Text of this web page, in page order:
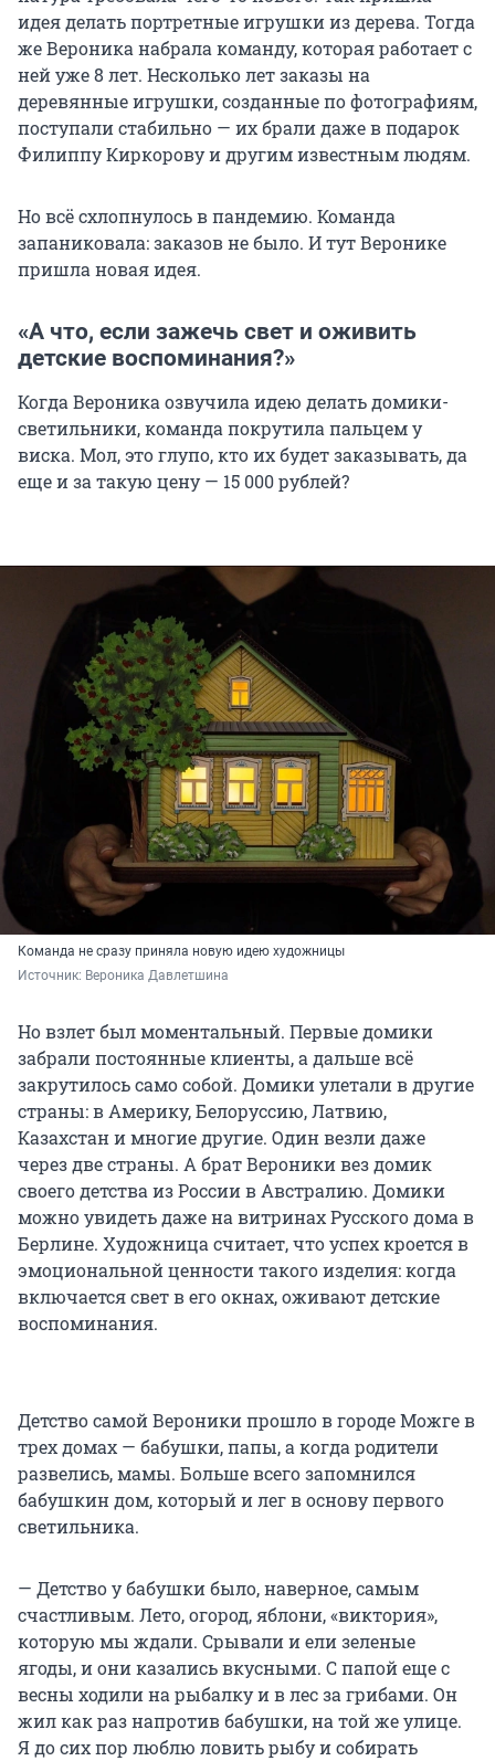
идея делать портретные игрушки из дерева. Тогда
же Вероника набрала команду, которая работает с
ней уже 8 лет. Несколько лет заказы на
деревянные игрушки, созданные по фотографиям,
поступали стабильно — их брали даже в подарок
Филиппу Киркорову и другим известным людям.
Но всё схлопнулось в пандемию. Команда
запаниковала: заказов не было. И тут Веронике
пришла новая идея.
«А что, если зажечь свет и оживить
детские воспоминания?»
Когда Вероника озвучила идею делать домики-
светильники, команда покрутила пальцем у
виска. Мол, это глупо, кто их будет заказывать, да
еще и за такую цену — 15 000 рублей?
Команда не сразу приняла новую идею художницы
Источник: Вероника Давлетшина
Но взлет был моментальный. Первые домики
забрали постоянные клиенты, а дальше всё
закрутилось само собой. Домики улетали в другие
страны: в Америку, Белоруссию, Латвию,
Казахстан и многие другие. Один везли даже
через две страны. А брат Вероники вез домик
своего детства из России в Австралию. Домики
можно увидеть даже на витринах Русского дома в
Берлине. Художница считает, что успех кроется в
эмоциональной ценности такого изделия: когда
включается свет в его окнах, оживают детские
воспоминания.
Детство самой Вероники прошло в городе Можге в
трех домах — бабушки, папы, а когда родители
развелись, мамы. Больше всего запомнился
бабушкин дом, который и лег в основу первого
светильника.
— Детство у бабушки было, наверное, самым
счастливым. Лето, огород, яблони, «виктория»,
которую мы ждали. Срывали и ели зеленые
ягоды, и они казались вкусными. С папой еще с
весны ходили на рыбалку и в лес за грибами. Он
жил как раз напротив бабушки, на той же улице.
Я до сих пор люблю ловить рыбу и собирать